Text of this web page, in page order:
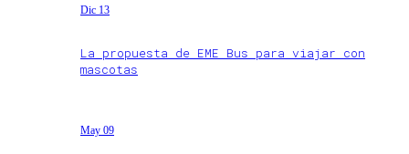
Dic 13
La propuesta de EME Bus para viajar con
mascotas
May 09